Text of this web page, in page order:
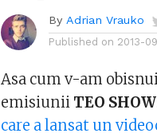
By Adrian Vrauko
Published on 2013-
Asa cum v-am
emisiunii TEO SHOW
care a lansat un